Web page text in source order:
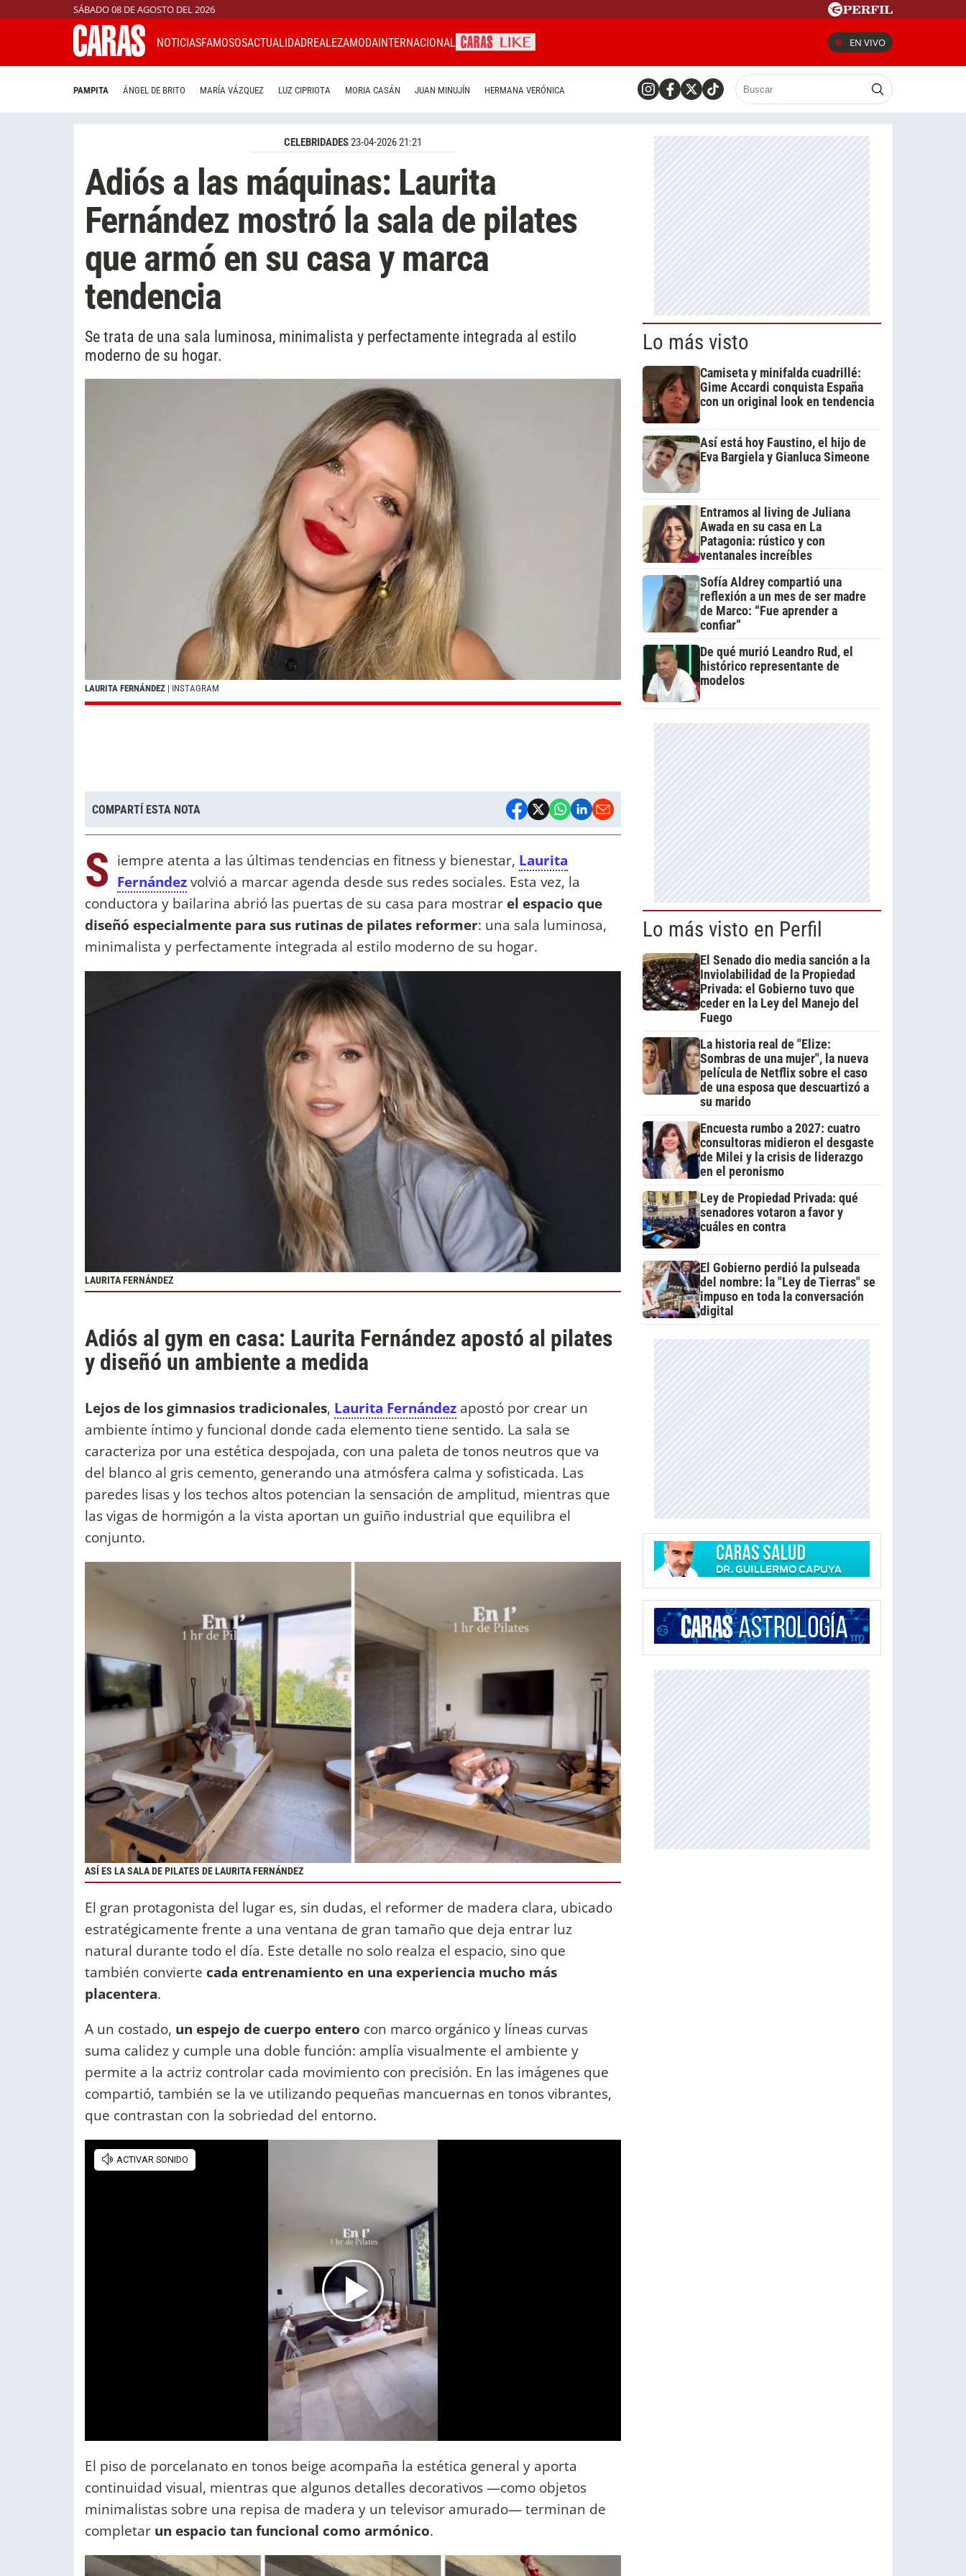
SÁBADO 08 DE AGOSTO DEL 2026
NOTICIASFAMOSOSACTUALIDADREALEZAMODAINTERNACIONAL EN VIVO
PAMPITA ÁNGEL DE BRITO MARÍA VÁZQUEZ LUZ CIPRIOTA MORIA CASÁN JUAN MINUJÍN HERMANA VERÓNICA
CELEBRIDADES23-04-2026 21:21
Adiós a las máquinas: Laurita
Fernández mostró la sala de pilates
que armó en su casa y marca
tendencia
Se trata de una sala luminosa, minimalista y perfectamente integrada al estilo
moderno de su hogar.
LAURITA FERNÁNDEZ | INSTAGRAM
COMPARTÍ ESTA NOTA
S iempre atenta a las últimas tendencias en fitness y bienestar, Laurita
Fernándezvolvió a marcar agenda desde sus redes sociales. Esta vez, la
conductora y bailarina abrió las puertas de su casa para mostrar el espacio que
diseñó especialmente para sus rutinas de pilates reformer: una sala luminosa,
minimalista y perfectamente integrada al estilo moderno de su hogar.
LAURITA FERNÁNDEZ
Adiós al gym en casa: Laurita Fernández apostó al pilates
y diseñó un ambiente a medida
Lejos de los gimnasios tradicionales, Laurita Fernández apostó por crear un
ambiente íntimo y funcional donde cada elemento tiene sentido. La sala se
caracteriza por una estética despojada, con una paleta de tonos neutros que va
del blanco al gris cemento, generando una atmósfera calma y sofisticada. Las
paredes lisas y los techos altos potencian la sensación de amplitud, mientras que
las vigas de hormigón a la vista aportan un guiño industrial que equilibra el
conjunto.
ASÍ ES LA SALA DE PILATES DE LAURITA FERNÁNDEZ
El gran protagonista del lugar es, sin dudas, el reformer de madera clara, ubicado
estratégicamente frente a una ventana de gran tamaño que deja entrar luz
natural durante todo el día. Este detalle no solo realza el espacio, sino que
también convierte cada entrenamiento en una experiencia mucho más
placentera.
A un costado, un espejo de cuerpo entero con marco orgánico y líneas curvas
suma calidez y cumple una doble función: amplía visualmente el ambiente y
permite a la actriz controlar cada movimiento con precisión. En las imágenes que
compartió, también se la ve utilizando pequeñas mancuernas en tonos vibrantes,
que contrastan con la sobriedad del entorno.
El piso de porcelanato en tonos beige acompaña la estética general y aporta
continuidad visual, mientras que algunos detalles decorativos —como objetos
minimalistas sobre una repisa de madera y un televisor amurado— terminan de
completar un espacio tan funcional como armónico.
Lo más visto
Camiseta y minifalda cuadrillé:
Gime Accardi conquista España
con un original look en tendencia
Así está hoy Faustino, el hijo de
Eva Bargiela y Gianluca Simeone
Entramos al living de Juliana
Awada en su casa en La
Patagonia: rústico y con
ventanales increíbles
Sofía Aldrey compartió una
reflexión a un mes de ser madre
de Marco: “Fue aprender a
confiar”
De qué murió Leandro Rud, el
histórico representante de
modelos
Lo más visto en Perfil
El Senado dio media sanción a la
Inviolabilidad de la Propiedad
Privada: el Gobierno tuvo que
ceder en la Ley del Manejo del
Fuego
La historia real de "Elize:
Sombras de una mujer", la nueva
película de Netflix sobre el caso
de una esposa que descuartizó a
su marido
Encuesta rumbo a 2027: cuatro
consultoras midieron el desgaste
de Milei y la crisis de liderazgo
en el peronismo
Ley de Propiedad Privada: qué
senadores votaron a favor y
cuáles en contra
El Gobierno perdió la pulseada
del nombre: la "Ley de Tierras" se
impuso en toda la conversación
digital